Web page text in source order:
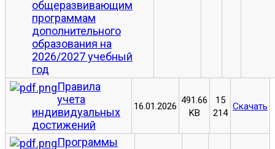
общеразвивающим
программам
дополнительного
образования на
2026/2027 учебный
год
Правила
учета
индивидуальных
достижений
16.01.2026
491.66
KB
15
214
Скачать
Программы